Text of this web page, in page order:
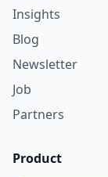
Insights
Blog
Newsletter
Job
Partners
Product